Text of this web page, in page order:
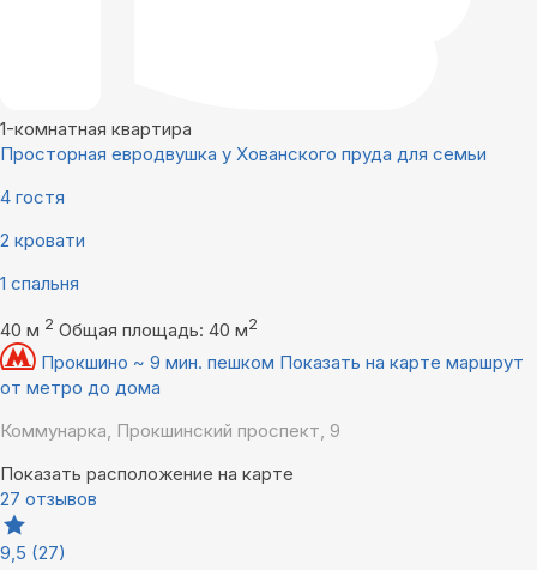
1-комнатная квартира
Просторная евродвушка у Хованского пруда для семьи
4 гостя
2 кровати
1 спальня
40 м 2 Общая площадь: 40 м2
Прокшино ~ 9 мин. пешком Показать на карте маршрут
от метро до дома
Коммунарка, Прокшинский проспект, 9
Показать расположение на карте
27 отзывов
9,5 (27)